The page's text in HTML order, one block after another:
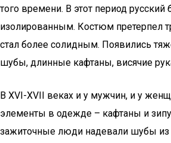
того времени. В этот период
изолированным. Костюм претерпел
стал более солидным. Появились
шубы, длинные кафтаны, висячие
В XVI-XVII веках и у мужчин, и у
элементы в одежде – кафтаны и
зажиточные люди надевали шубы из